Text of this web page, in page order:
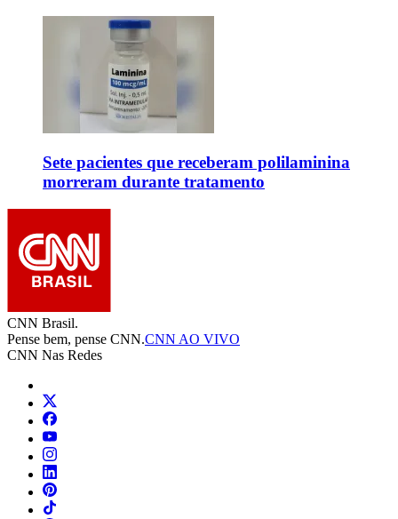
Sete pacientes que receberam polilaminina
morreram durante tratamento
CNN Brasil.
Pense bem, pense CNN.CNN AO VIVO
CNN Nas Redes